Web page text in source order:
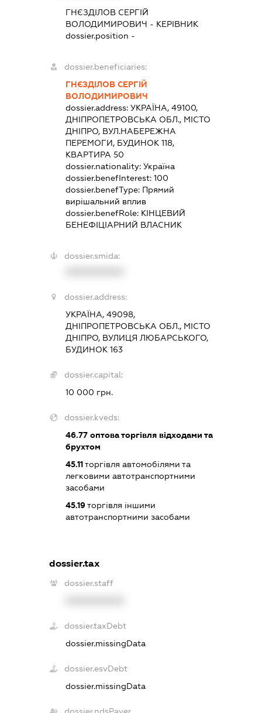
ГНЄЗДІЛОВ СЕРГІЙ
ВОЛОДИМИРОВИЧ - КЕРІВНИК
dossier.position -
dossier.beneficiaries:
ГНЄЗДІЛОВ СЕРГІЙ
ВОЛОДИМИРОВИЧ
dossier.address: УКРАЇНА, 49100,
ДНІПРОПЕТРОВСЬКА ОБЛ., МІСТО
ДНІПРО, ВУЛ.НАБЕРЕЖНА
ПЕРЕМОГИ, БУДИНОК 118,
КВАРТИРА 50
dossier.nationality: Україна
dossier.benefInterest: 100
dossier.benefType: Прямий
вирішальний вплив
dossier.benefRole: КІНЦЕВИЙ
БЕНЕФІЦІАРНИЙ ВЛАСНИК
dossier.smida:
dossier.address:
УКРАЇНА, 49098,
ДНІПРОПЕТРОВСЬКА ОБЛ., МІСТО
ДНІПРО, ВУЛИЦЯ ЛЮБАРСЬКОГО,
БУДИНОК 163
dossier.capital:
10 000 грн.
dossier.kveds:
46.77оптова торгівля відходами та
брухтом
45.11торгівля автомобілями та
легковими автотранспортними
засобами
45.19торгівля іншими
автотранспортними засобами
dossier.tax
dossier.staff
dossier.taxDebt
dossier.missingData
dossier.esvDebt
dossier.missingData